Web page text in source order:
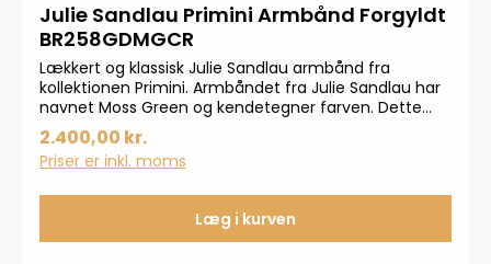
Julie Sandlau Primini Armbånd Forgyldt
BR258GDMGCR
Lækkert og klassisk Julie Sandlau armbånd fra
kollektionen Primini. Armbåndet fra Julie Sandlau har
navnet Moss Green og kendetegner farven. Dette
armbånd er skabt i 22 karat 925 sterlingsølv og har
det karakteristiske Julie Sandlau guld bånd.
Armbåndet kan justeres i målene 16,5-18 cm.
2.400,00 kr.
Priser er inkl. moms
Læg i kurven